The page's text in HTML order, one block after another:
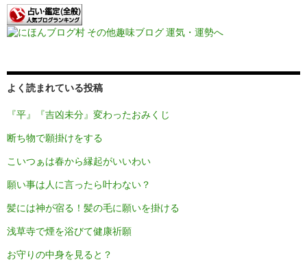
よく読まれている投稿
『平』『吉凶未分』変わったおみくじ
断ち物で願掛けをする
こいつぁは春から縁起がいいわい
願い事は人に言ったら叶わない？
髪には神が宿る！髪の毛に願いを掛ける
浅草寺で煙を浴びて健康祈願
お守りの中身を見ると？